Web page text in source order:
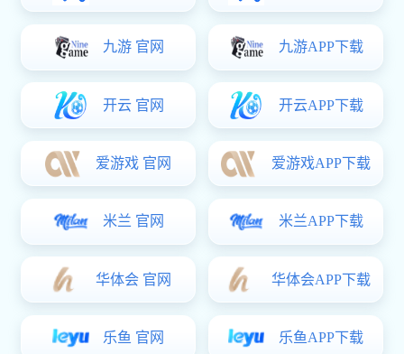
分类： 家用电器配件
电话： 137 9890 7046
详细
注意：请留下您的电子邮件，豪门国际 的专业人员会尽快与您联系！